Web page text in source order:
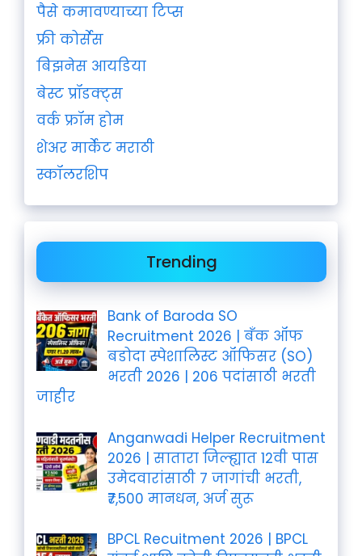
पैसे कमावण्याच्या टिप्स
फ्री कोर्सेस
बिझनेस आयडिया
बेस्ट प्रॉडक्ट्स
वर्क फ्रॉम होम
शेअर मार्केट मराठी
स्कॉलरशिप
Trending
Bank of Baroda SO
Recruitment 2026 | बँक ऑफ
बडोदा स्पेशालिस्ट ऑफिसर (SO)
भरती 2026 | 206 पदांसाठी भरती
जाहीर
Anganwadi Helper Recruitment
2026 | सातारा जिल्ह्यात 12वी पास
उमेदवारांसाठी 7 जागांची भरती,
₹7,500 मानधन, अर्ज सुरू
BPCL Recuitment 2026 | BPCL